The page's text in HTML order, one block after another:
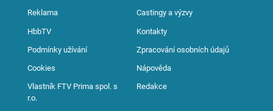
Reklama Castingy a výzvy
HbbTV Kontakty
Podmínky užívání Zpracování osobních údajů
Cookies Nápověda
Vlastník FTV Prima spol. s
r.o.
Redakce